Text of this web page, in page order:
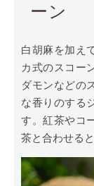
ーン
白胡麻を加えて焼いたスコーンです。作り方は、アメリ
カ式のスコー
ダモンなどの
な香りのする
す。紅茶やコ
茶と合わせる